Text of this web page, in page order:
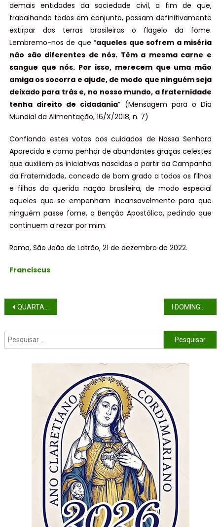
demais entidades da sociedade civil, a fim de que,
trabalhando todos em conjunto, possam definitivamente
extirpar das terras brasileiras o flagelo da fome.
Lembremo-nos de que “aqueles que sofrem a miséria
não são diferentes de nós. Têm a mesma carne e
sangue que nós. Por isso, merecem que uma mão
amiga os socorra e ajude, de modo que ninguém seja
deixado para trás e, no nosso mundo, a fraternidade
tenha direito de cidadania” (Mensagem para o Dia
Mundial da Alimentação, 16/X/2018, n. 7)
Confiando estes votos aos cuidados de Nossa Senhora
Aparecida e como penhor de abundantes graças celestes
que auxiliem as iniciativas nascidas a partir da Campanha
da Fraternidade, concedo de bom grado a todos os filhos
e filhas da querida nação brasileira, de modo especial
aqueles que se empenham incansavelmente para que
ninguém passe fome, a Benção Apostólica, pedindo que
continuem a rezar por mim.
Roma, São João de Latrão, 21 de dezembro de 2022.
Franciscus
QUARTA-FEIRA DE CINZAS – (ANO A)